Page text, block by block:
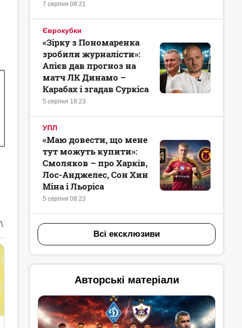
7 серпня 08:21
Єврокубки
5 серпня 18:23
«Зірку з Пономаренка
зробили журналісти»:
Алієв дав прогноз на
матч ЛК Динамо –
Карабах і згадав Суркіса
УПЛ
5 серпня 08:23
«Маю довести, що мене
тут можуть купити»:
Смоляков – про Харків,
Лос-Анджелес, Сон Хин
Міна і Льоріса
Всі ексклюзиви
Авторські матеріали